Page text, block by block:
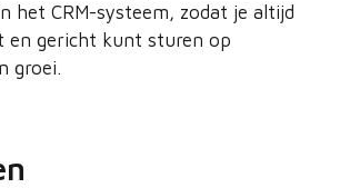
het CRM-systeem, zodat je altijd
en gericht kunt sturen op
groei.